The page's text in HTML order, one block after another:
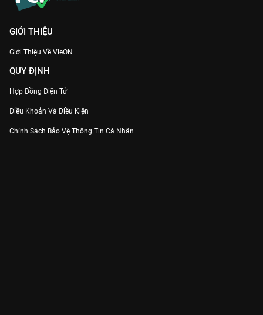
GIỚI THIỆU
Giới Thiệu Về VieON
QUY ĐỊNH
Hợp Đồng Điện Tử
Điều Khoản Và Điều Kiện
Chính Sách Bảo Vệ Thông Tin Cá Nhân